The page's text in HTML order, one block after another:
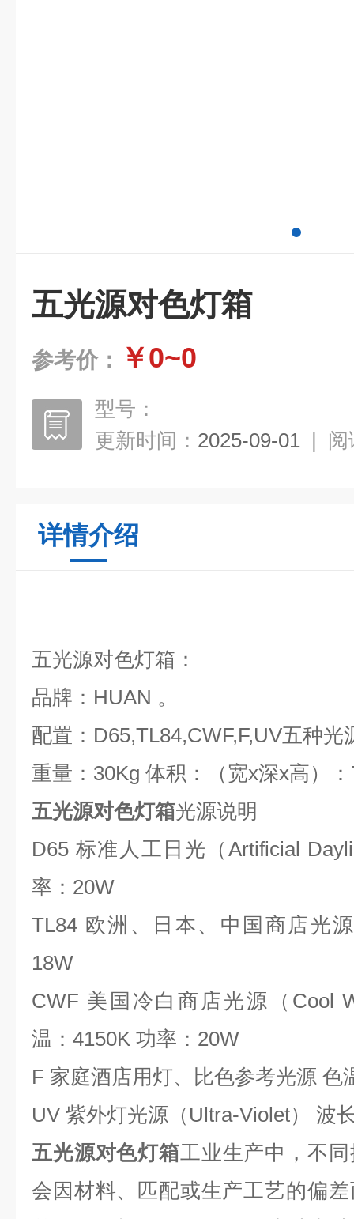
五光源对色灯箱
参考价： ￥0~0
型号：
更新时间： 2025-09-01 | 阅
详情介绍
五光源对色灯箱：
品牌：HUAN 。
配置：D65,TL84,CWF,F,UV五种光
重量：30Kg 体积：（宽x深x高）
五光源对色灯箱光源说明
D65 标准人工日光（Artificial
率：20W
TL84 欧洲、日本、中国商店光
18W
CWF 美国冷白商店光源（Cool
温：4150K 功率：20W
F 家庭酒店用灯、比色参考光源 色
UV 紫外灯光源（Ultra-Violet） 波
五光源对色灯箱工业生产中，不
会因材料、匹配或生产工艺的偏